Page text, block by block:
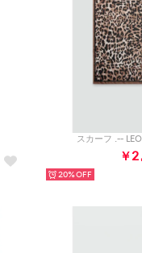
スカーフ .--
￥
20%